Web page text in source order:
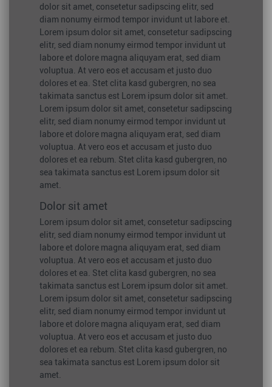
dolor sit amet, consetetur sadipscing elitr, sed
diam nonumy eirmod tempor invidunt ut labore et.
Lorem ipsum dolor sit amet, consetetur sadipscing
elitr, sed diam nonumy eirmod tempor invidunt ut
labore et dolore magna aliquyam erat, sed diam
voluptua. At vero eos et accusam et justo duo
dolores et ea. Stet clita kasd gubergren, no sea
takimata sanctus est Lorem ipsum dolor sit amet.
Lorem ipsum dolor sit amet, consetetur sadipscing
elitr, sed diam nonumy eirmod tempor invidunt ut
labore et dolore magna aliquyam erat, sed diam
voluptua. At vero eos et accusam et justo duo
dolores et ea rebum. Stet clita kasd gubergren, no
sea takimata sanctus est Lorem ipsum dolor sit
amet.
Dolor sit amet
Lorem ipsum dolor sit amet, consetetur sadipscing
elitr, sed diam nonumy eirmod tempor invidunt ut
labore et dolore magna aliquyam erat, sed diam
voluptua. At vero eos et accusam et justo duo
dolores et ea. Stet clita kasd gubergren, no sea
takimata sanctus est Lorem ipsum dolor sit amet.
Lorem ipsum dolor sit amet, consetetur sadipscing
elitr, sed diam nonumy eirmod tempor invidunt ut
labore et dolore magna aliquyam erat, sed diam
voluptua. At vero eos et accusam et justo duo
dolores et ea rebum. Stet clita kasd gubergren, no
sea takimata sanctus est Lorem ipsum dolor sit
amet.